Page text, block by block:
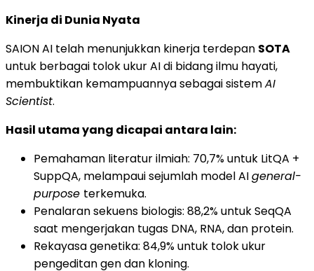
Kinerja di Dunia Nyata
SAION AI telah menunjukkan kinerja terdepan SOTA
untuk berbagai tolok ukur AI di bidang ilmu hayati,
membuktikan kemampuannya sebagai sistemAI
Scientist.
Hasil utama yang dicapai antara lain:
Pemahaman literatur ilmiah: 70,7% untuk LitQA +
SuppQA, melampaui sejumlah model AIgeneral-
purpose terkemuka.
Penalaran sekuens biologis: 88,2% untuk SeqQA
saat mengerjakan tugas DNA, RNA, dan protein.
Rekayasa genetika: 84,9% untuk tolok ukur
pengeditan gen dan kloning.